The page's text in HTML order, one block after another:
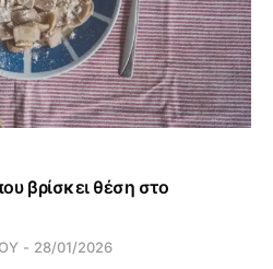
βρίσκει θέση στο
28/01/2026